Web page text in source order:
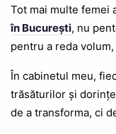
Tot mai multe femei
în București, nu
pentru a reda
În cabinetul meu,
trăsăturilor și
de a transforma, ci